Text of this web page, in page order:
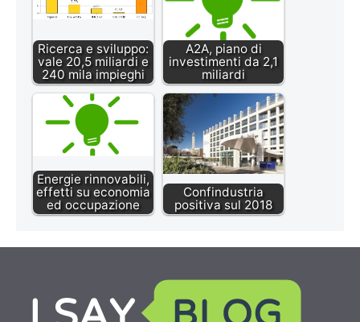
Ricerca e sviluppo:
vale 20,5 miliardi e
240 mila impieghi
A2A, piano di
investimenti da 2,1
miliardi
Energie rinnovabili,
effetti su economia
ed occupazione
Confindustria
positiva sul 2018